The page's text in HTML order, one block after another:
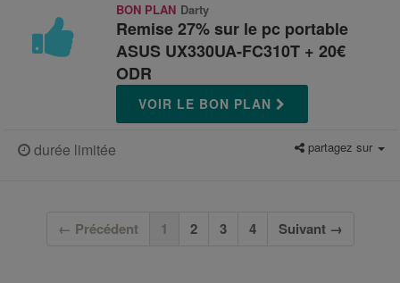
BON PLAN Darty
Remise 27% sur le pc portable
ASUS UX330UA-FC310T + 20€
ODR
VOIR LE BON PLAN
durée limitée partagez sur
← Précédent 1 (current)
2 3 4 Suivant →